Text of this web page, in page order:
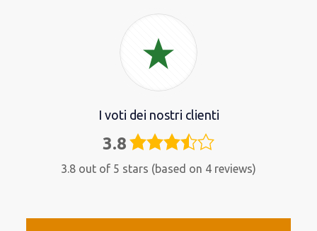
I voti dei nostri clienti
3.8 3,8
3.8 out of 5 stars (based on 4 reviews)